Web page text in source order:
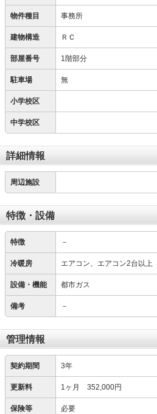
物件種目 事務所
建物構造 ＲＣ
部屋番号 1階部分
駐車場 無
小学校区
中学校区
詳細情報
周辺施設
特徴・設備
特徴 －
冷暖房 エアコン、エアコン2台以上
設備・機能 都市ガス
備考 －
管理情報
契約期間 3年
更新料 1ヶ月 352,000円
保険等 必要